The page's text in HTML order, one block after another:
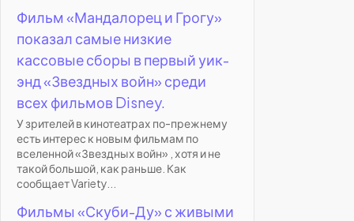
Фильм «Мандалорец и Грогу»
показал самые низкие
кассовые сборы в первый уик-
энд «Звездных войн» среди
всех фильмов Disney.
У зрителей в кинотеатрах по-прежнему
есть интерес к новым фильмам по
вселенной «Звездных войн» , хотя и не
такой большой, как раньше. Как
сообщает Variety...
Фильмы «Скуби-Ду» с живыми